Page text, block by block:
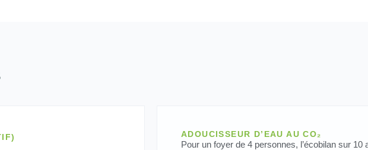
ADOUCISSEUR D’EAU AU CO₂
Pour un foyer de 4 personnes, l’écobilan sur 10